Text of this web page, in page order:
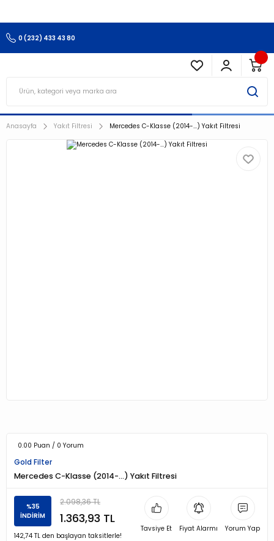
0 (232) 433 43 80
Anasayfa Yakıt Filtresi Mercedes C-Klasse (2014-...) Yakıt Filtresi
0.00 Puan / 0 Yorum
Gold Filter
Mercedes C-Klasse (2014-...) Yakıt Filtresi
%35
İNDİRİM
2.098,36 TL
1.363,93 TL
142,74 TL den başlayan taksitlerle!
Tavsiye Et Fiyat Alarmı Yorum Yap